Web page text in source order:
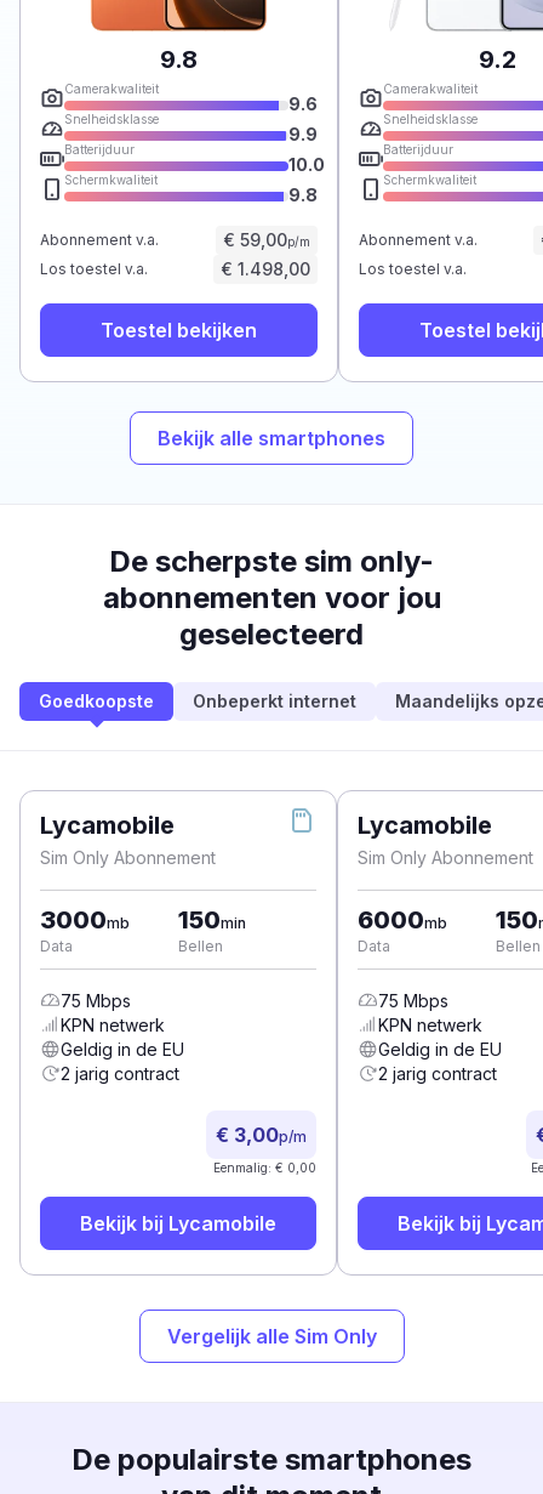
9.8
Camerakwaliteit
9.6
Snelheidsklasse
9.9
Batterijduur
10.0
Schermkwaliteit
9.8
Abonnement v.a. € 59,00p/m
Los toestel v.a. € 1.498,00
Toestel bekijken
9.2
Camerakwaliteit
Snelheidsklasse
Batterijduur
Schermkwaliteit
Abonnement v.a.
Los toestel v.a.
Toestel
Bekijk alle smartphones
De scherpste sim only-
abonnementen voor jou
geselecteerd
Goedkoopste Onbeperkt internet Maandelijks
Lycamobile
Sim Only Abonnement
3000mb
Data
150min
Bellen
75 Mbps
KPN netwerk
Geldig in de EU
2 jarig contract
€ 3,00p/m
Eenmalig: € 0,00
Bekijk bij Lycamobile
Lycamobile
Sim Only Abonnement
6000mb
Data
150
Bellen
75 Mbps
KPN netwerk
Geldig in de EU
2 jarig contract
Bekijk bij
Vergelijk alle Sim Only
De populairste smartphones